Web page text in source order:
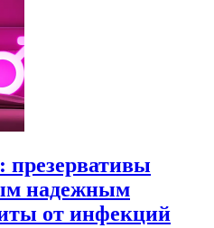
презервативы
надежным
от инфекций